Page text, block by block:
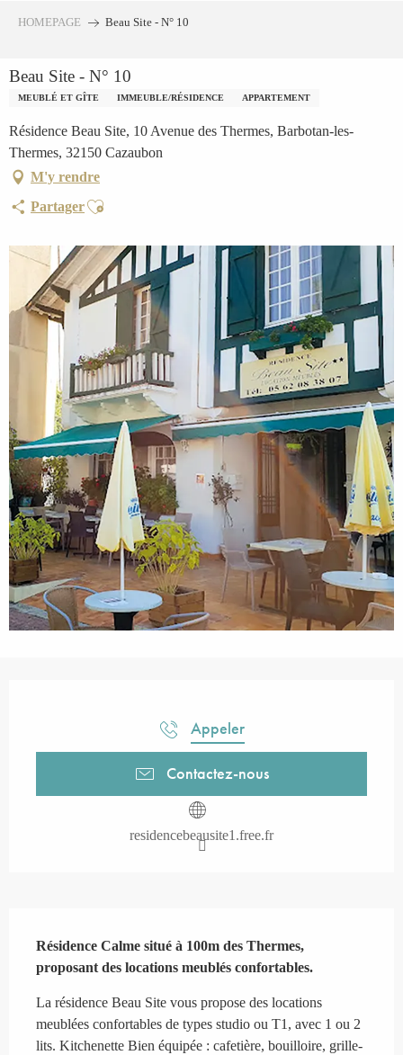
principal
HOMEPAGE Beau Site - N° 10
Beau Site - N° 10
MEUBLÉ ET GÎTE IMMEUBLE/RÉSIDENCE APPARTEMENT
Résidence Beau Site, 10 Avenue des Thermes, Barbotan-les-
Thermes, 32150 Cazaubon
M'y rendre
PartagerAjouter aux favoris
Appeler
Contactez-nous
residencebeausite1.free.fr
Résidence Calme situé à 100m des Thermes,
proposant des locations meublés confortables.
La résidence Beau Site vous propose des locations
meublées confortables de types studio ou T1, avec 1 ou 2
lits. Kitchenette Bien équipée : cafetière, bouilloire, grille-